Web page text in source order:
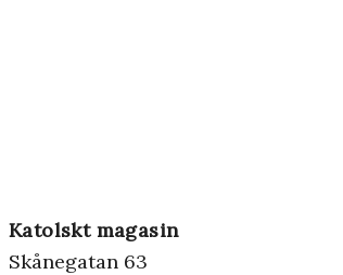
Katolskt magasin
Skånegatan 63